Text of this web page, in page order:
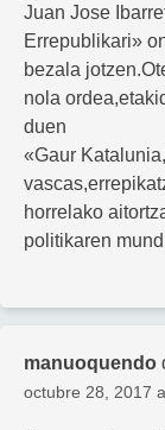
Juan Jose
Errepublikari»
bezala
nola
duen
«Gaur
horrelako
politikaren
manuoquendo
octubre 28, 2017